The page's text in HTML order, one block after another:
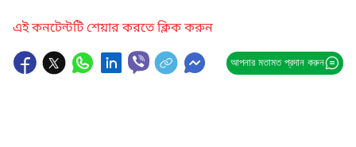
এই কনটেন্টটি শেয়ার করতে ক্লিক করুন
আপনার মতামত প্রদান করুন